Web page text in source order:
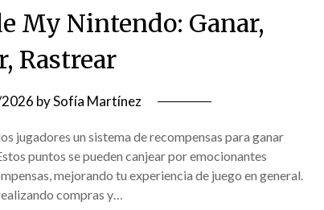
My Nintendo: Ganar,
Rastrear
bySofía Martínez
jugadores un sistema de recompensas para ganar
puntos se pueden canjear por emocionantes
mejorando tu experiencia de juego en general.
compras y…